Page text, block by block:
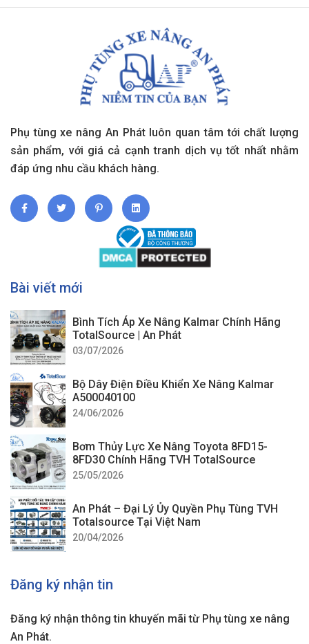
Phụ tùng xe nâng An Phát luôn quan tâm tới chất lượng
sản phẩm, với giá cả cạnh tranh dịch vụ tốt nhất nhằm
đáp ứng nhu cầu khách hàng.
Bài viết mới
Bình Tích Áp Xe Nâng Kalmar Chính Hãng
TotalSource | An Phát
03/07/2026
Bộ Dây Điện Điều Khiển Xe Nâng Kalmar
A500040100
24/06/2026
Bơm Thủy Lực Xe Nâng Toyota 8FD15-
8FD30 Chính Hãng TVH TotalSource
25/05/2026
An Phát – Đại Lý Ủy Quyền Phụ Tùng TVH
Totalsource Tại Việt Nam
20/04/2026
Đăng ký nhận tin
Đăng ký nhận thông tin khuyến mãi từ Phụ tùng xe nâng
An Phát.